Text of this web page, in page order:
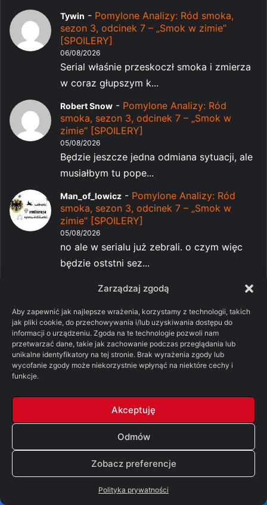
Zarządzaj zgodą
Aby zapewnić jak najlepsze wrażenia, korzystamy z technologii, takich
jak pliki cookie, do przechowywania i/lub uzyskiwania dostępu do
informacji o urządzeniu. Zgoda na te technologie pozwoli nam
przetwarzać dane, takie jak zachowanie podczas przeglądania lub
unikalne identyfikatory na tej stronie. Brak wyrażenia zgody lub
wycofanie zgody może niekorzystnie wpłynąć na niektóre cechy i
funkcje.
Akceptuję
Odmów
Zobacz preferencje
Polityka prywatności
Tywin - Pomylone Analizy: Ród smoka,
sezon 3, odcinek 7 – „Smok w zimie”
[SPOILERY]
06/08/2026
Serial właśnie przeskoczł smoka i zmierza
w coraz głupszym k...
Robert Snow - Pomylone Analizy: Ród
smoka, sezon 3, odcinek 7 – „Smok w
zimie” [SPOILERY]
05/08/2026
Będzie jeszcze jedna odmiana sytuacji, ale
musiałbym tu pope...
Man_of_lowicz - Pomylone Analizy: Ród
smoka, sezon 3, odcinek 7 – „Smok w
zimie” [SPOILERY]
05/08/2026
no ale w serialu już zebrali. o czym więc
będzie oststni sez...
Robert Snow -Pomylone Analizy: Ród
zimie” [SPOILERY]
05/08/2026
Akurat w książce lady Arryn też jest
zasugerowana jako lesbi...
zimie” [SPOILERY]
W pewnym sensie. Zieloni mieli jeszcze
Krainy Burzy, a Czarn...
Pomylone Analizy: Ród smoka, sezon
3, odcinek 7 – „Smok w zimie” [SPOILERY]
05/08/2026